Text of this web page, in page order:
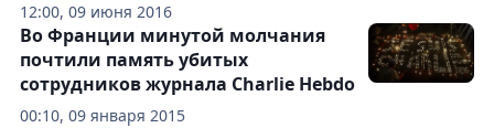
12:00, 09 июня 2016
00:10, 09 января 2015
Во Франции минутой молчания
почтили память убитых
сотрудников журнала Charlie Hebdo